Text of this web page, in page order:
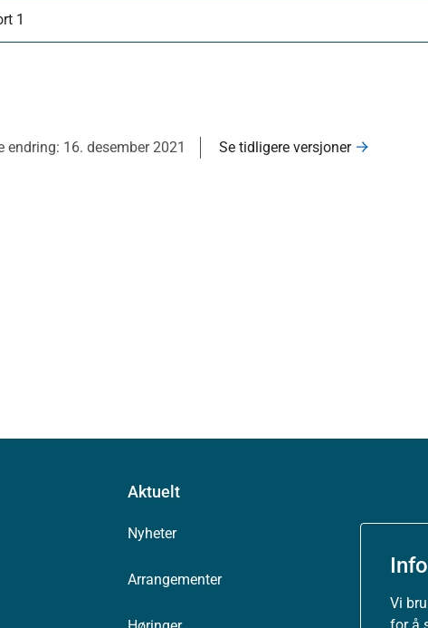
Vi
1
endring: 16. desember 2021 Se tidligere versjoner
Aktuelt
Nyheter
Arrangementer